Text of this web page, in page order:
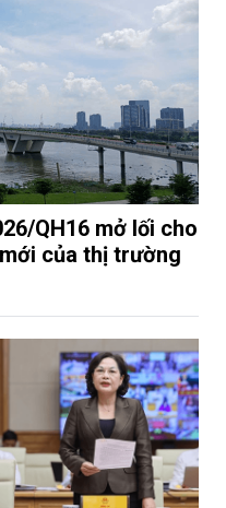
QH16 mở lối cho
của thị trường